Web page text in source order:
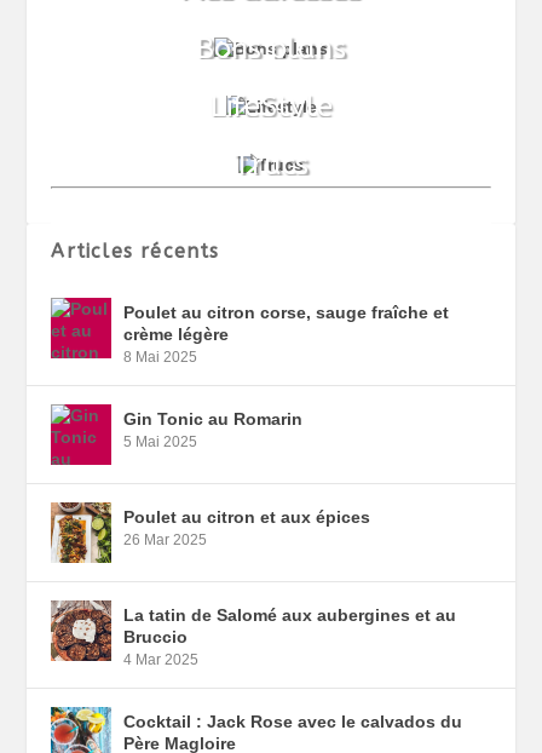
Articles récents
Poulet au citron corse, sauge fraîche et
crème légère
8 Mai 2025
Gin Tonic au Romarin
5 Mai 2025
Poulet au citron et aux épices
26 Mar 2025
La tatin de Salomé aux aubergines et au
Bruccio
4 Mar 2025
Cocktail : Jack Rose avec le calvados du
Père Magloire